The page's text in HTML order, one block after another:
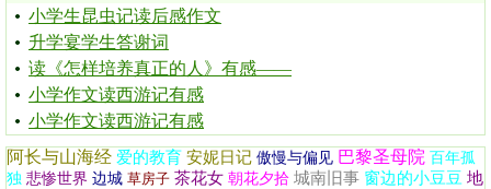
小学生昆虫记读后感作文
升学宴学生答谢词
读《怎样培养真正的人》有感——
小学作文读西游记有感
小学作文读西游记有感
阿长与山海经 爱的教育 安妮日记 傲慢与偏见 巴黎圣母院 百年孤
独 悲惨世界 边城 草房子 茶花女 朝花夕拾 城南旧事 窗边的小豆豆 地